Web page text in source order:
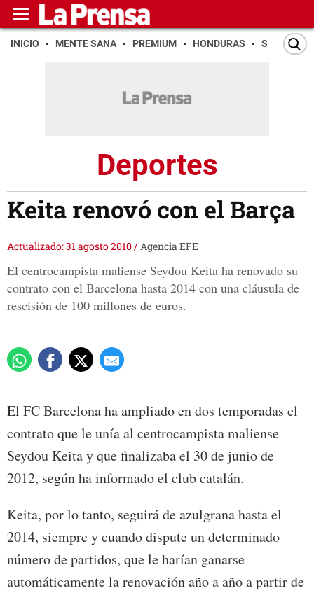
INICIO MENTE SANA PREMIUM HONDURAS SAN PEDRO
Deportes
Keita renovó con el Barça
Actualizado: 31 agosto 2010/Agencia EFE
El centrocampista maliense Seydou Keita ha renovado su
contrato con el Barcelona hasta 2014 con una cláusula de
rescisión de 100 millones de euros.
El FC Barcelona ha ampliado en dos temporadas el
contrato que le unía al centrocampista maliense
Seydou Keita y que finalizaba el 30 de junio de
2012, según ha informado el club catalán.
Keita, por lo tanto, seguirá de azulgrana hasta el
2014, siempre y cuando dispute un determinado
número de partidos, que le harían ganarse
automáticamente la renovación año a año a partir de